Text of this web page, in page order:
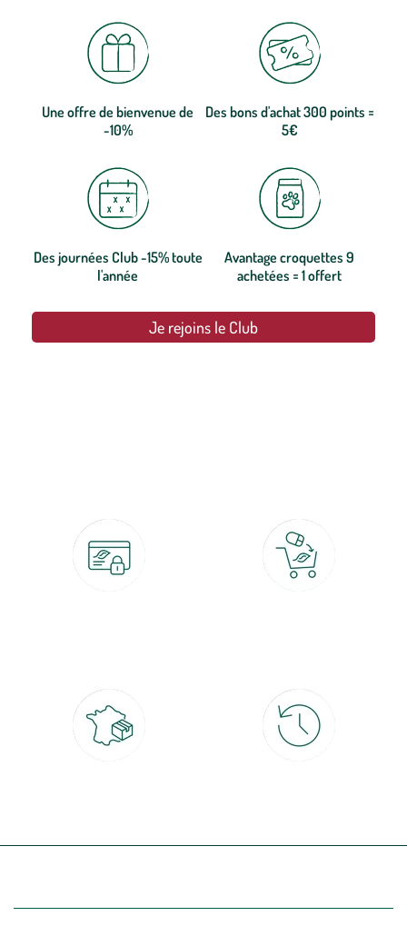
Une offre de bienvenue de
-10%
Des bons d'achat 300 points =
5€
Des journées Club -15% toute
l'année
Avantage croquettes 9
achetées = 1 offert
Je rejoins le Club